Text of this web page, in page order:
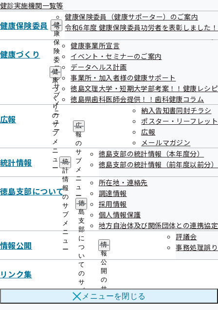
一
覧
の
サ
メ
ュ
ー
ご
案
内
ニ
ュ
ー
健診実施機関一覧等
健康保険委員
健
康
保
険
委
員
の
サ
ブ
メ
ニ
ュ
ー
健康保険委員（健康サポーター）のご案内
令和6年度 健康保険委員功労者を表彰しました！
健康づくり
健
康
づ
く
り
の
サ
ブ
メ
ニ
ュ
ー
健康事業所宣言
イベント・セミナーのご案内
データヘルス計画
事業所・加入者様の健康サポート
徳島文理大学・短期大学部考案！！健康レシピ
徳島県歯科医師会提供！！歯科健康コラム
広報
広
報
の
サ
ブ
メ
ニ
ュ
ー
納入告知書同封チラシ
ポスター・リーフレット
広報
メールマガジン
統計情報
統
計
情
報
の
サ
ブ
メ
ニ
ュ
ー
徳島支部の統計情報（本年度分）
徳島支部の統計情報（前年度以前分）
徳島支部について
徳
島
支
部
に
つ
い
て
の
サ
ブ
メ
所在地・連絡先
調達情報
採用情報
個人情報保護
地方自治体及び関係団体との連携協定
情報公開
情
報
公
開
の
サ
ブ
メ
評議会
事務処理誤り
リンク集
メニューを閉じる
徳島支部にも不審電話の情報が寄せられて
います！
協会けんぽ徳島支部へ、「高額療養費の払い戻しがありま
す。申請できる期限が今日までなので、キャッシュコーナー
に行ってすぐに電話をしてください。」という不審電話が
あった旨の連絡が寄せられています。
全国健康保険協会が、医療費等の還付について、電話で
ATM（現金自動預け払い機）の操作をお願いすることは絶対
にありません。
不審な電話があった場合には、まずは落ち着い
相手の指示に従って、指定の連絡先への連絡、ATMの操作、
個人情報の即答などをせず、一旦電話を切って全国健康保険
協会徳島支部（代表電話：088-602-0250）、最寄の警察へ
ご相談ください。